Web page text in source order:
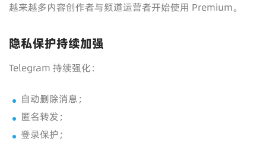
越来越多内容创作者与频道运营者开始使用 Premium。
隐私保护持续加强
Telegram 持续强化：
自动删除消息；
匿名转发；
登录保护；